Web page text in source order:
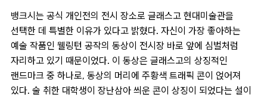
뱅크시는 공식 개인전의 전시 장소로 글래스고 현대미술관을
선택한 데 특별한 이유가 있다고 밝혔다. 자신이 가장 좋아하는
예술 작품인 웰링턴 공작의 동상이 전시장 바로 앞에 심벌처럼
자리하고 있기 때문이었다. 이 동상은 글래스고의 상징적인
랜드마크 중 하나로, 동상의 머리에 주황색 트래픽 콘이 얹어져
있다. 술 취한 대학생이 장난삼아 씌운 콘이 상징이 되었다는 설이